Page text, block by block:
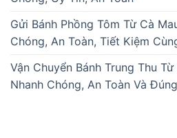
Gửi Bánh Phồng Tôm Từ Cà
Chóng, An Toàn, Tiết Kiệm
Vận Chuyển Bánh Trung Thu
Nhanh Chóng, An Toàn Và